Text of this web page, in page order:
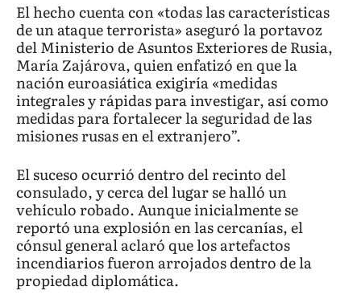
El hecho cuenta con «todas las características
de un ataque terrorista» aseguró la portavoz
del Ministerio de Asuntos Exteriores de Rusia,
María Zajárova, quien enfatizó en que la
nación euroasiática exigiría «medidas
integrales y rápidas para investigar, así como
medidas para fortalecer la seguridad de las
misiones rusas en el extranjero”.
El suceso ocurrió dentro del recinto del
consulado, y cerca del lugar se halló un
vehículo robado. Aunque inicialmente se
reportó una explosión en las cercanías, el
cónsul general aclaró que los artefactos
incendiarios fueron arrojados dentro de la
propiedad diplomática.